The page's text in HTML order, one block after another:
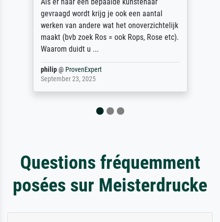
gevraagd wordt krijg je ook een aantal
werken van andere wat het onoverzichtelijk
maakt (bvb zoek Ros = ook Rops, Rose etc).
Waarom duidt u ...
philip@ProvenExpert
September 23, 2025
Questions fréquemment
posées sur Meisterdrucke